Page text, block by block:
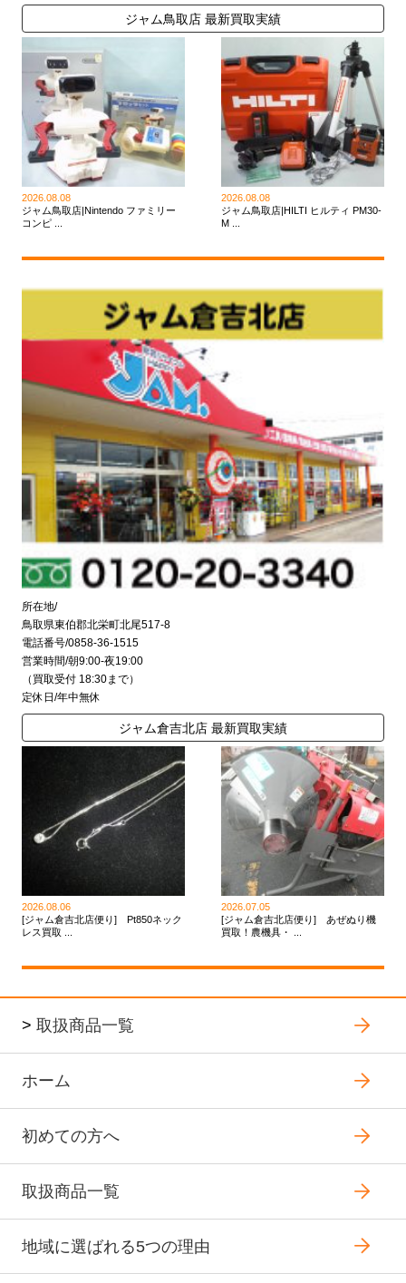
ジャム鳥取店 最新買取実績
2026.08.08
ジャム鳥取店|Nintendo ファミリー
コンピ ...
2026.08.08
ジャム鳥取店|HILTI ヒルティ PM30-
M ...
所在地/
鳥取県東伯郡北栄町北尾517-8
電話番号/0858-36-1515
営業時間/朝9:00-夜19:00
（買取受付 18:30まで）
定休日/年中無休
ジャム倉吉北店 最新買取実績
2026.08.06
[ジャム倉吉北店便り] Pt850ネック
レス買取 ...
2026.07.05
[ジャム倉吉北店便り] あぜぬり機
買取！農機具・ ...
> 取扱商品一覧
ホーム
初めての方へ
取扱商品一覧
地域に選ばれる5つの理由